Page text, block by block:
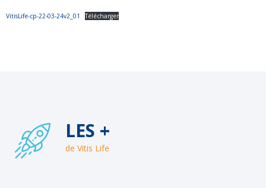
VitisLife-cp-22-03-24v2_01 Télécharger
LES +
de Vitis Life